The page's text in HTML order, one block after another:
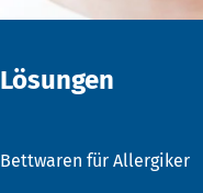
Lösungen
Bettwaren für Allergiker